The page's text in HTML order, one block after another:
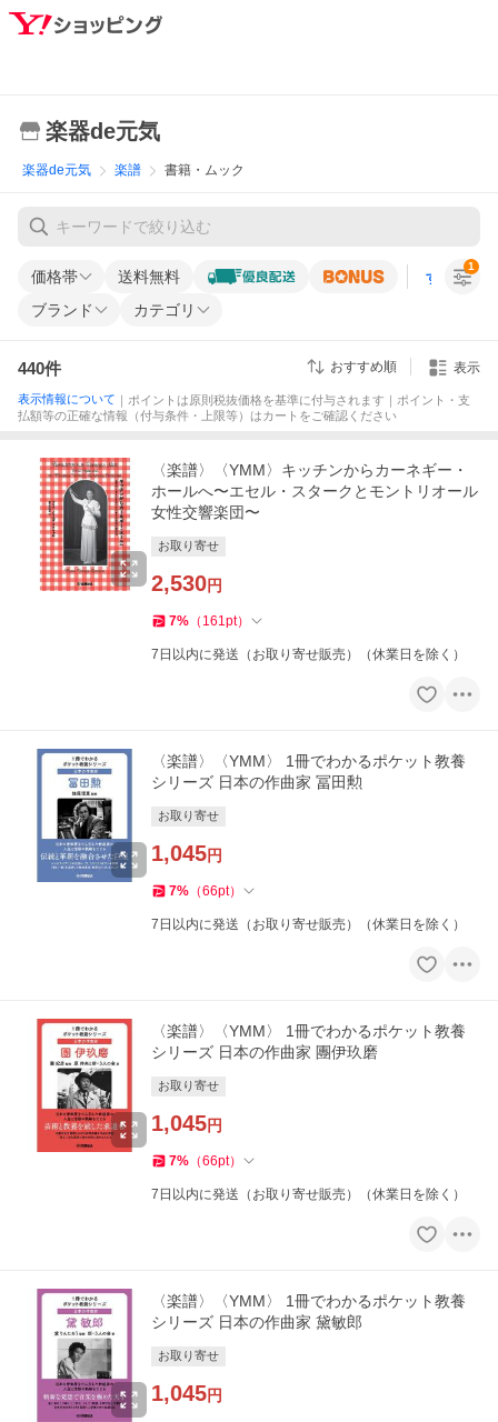
楽器de元気
楽器de元気 楽譜 書籍・ムック
価格帯 送料無料 すべての条
ブランド カテゴリ
1
440件 おすすめ順 表示
表示情報について ｜ポイントは原則税抜価格を基準に付与されます｜ポイント・支
払額等の正確な情報（付与条件・上限等）はカートをご確認ください
〈楽譜〉〈YMM〉キッチンからカーネギー・
ホールへ〜エセル・スタークとモントリオール
女性交響楽団〜
お取り寄せ
2,530円
7% （ 161pt）
7日以内に発送（お取り寄せ販売）（休業日を除く）
〈楽譜〉〈YMM〉 1冊でわかるポケット教養
シリーズ 日本の作曲家 冨田勲
お取り寄せ
1,045円
7% （66pt）
7日以内に発送（お取り寄せ販売）（休業日を除く）
〈楽譜〉〈YMM〉 1冊でわかるポケット教養
シリーズ 日本の作曲家 團伊玖磨
お取り寄せ
1,045円
7% （66pt）
7日以内に発送（お取り寄せ販売）（休業日を除く）
〈楽譜〉〈YMM〉 1冊でわかるポケット教養
シリーズ 日本の作曲家 黛敏郎
お取り寄せ
1,045円